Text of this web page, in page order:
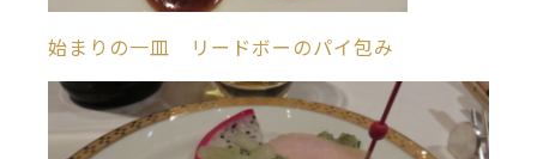
始まりの一皿 リードボーのパイ包み